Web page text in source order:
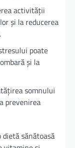
activității
și la reducerea
poate
și la
somnului
prevenirea
sănătoasă